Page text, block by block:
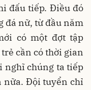
đấu tiếp. Điều đó
đá nữ, từ đầu năm
có một đợt tập
cần có thời gian
nghĩ chúng ta tiếp
nữa. Đội tuyển chỉ